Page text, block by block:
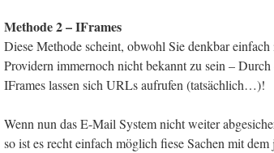
Methode 2 – IFrames
Diese Methode scheint, obwohl Sie denkbar
Providern immernoch nicht bekannt zu sein – Durch
IFrames lassen sich URLs aufrufen (tatsächlich…)!
Wenn nun das E-Mail System nicht weiter
so ist es recht einfach möglich fiese Sachen mit